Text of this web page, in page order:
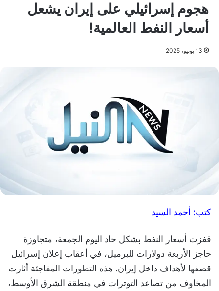
هجوم إسرائيلي على إيران يشعل
أسعار النفط العالمية!
13 يونيو، 2025
كتب: أحمد السيد
قفزت أسعار النفط بشكل حاد اليوم الجمعة، متجاوزة
حاجز الأربعة دولارات للبرميل، في أعقاب إعلان إسرائيل
قصفها لأهداف داخل إيران. هذه التطورات المفاجئة أثارت
المخاوف من تصاعد التوترات في منطقة الشرق الأوسط،